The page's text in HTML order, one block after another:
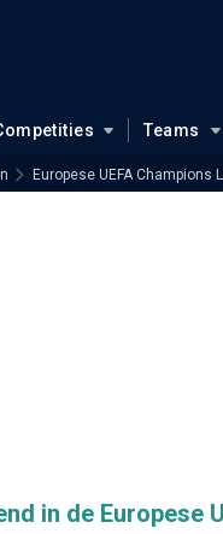
Teams
Europese UEFA Champions
in de Europese